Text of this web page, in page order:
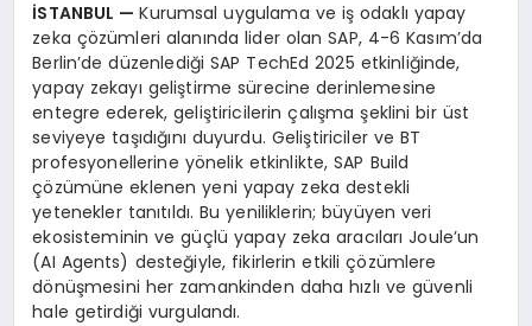
İSTANBUL —Kurumsal uygulama ve iş odaklı yapay
zeka çözümleri alanında lider olan SAP, 4-6 Kasım’da
Berlin’de düzenlediği SAP TechEd 2025 etkinliğinde,
yapay zekayı geliştirme sürecine derinlemesine
entegre ederek, geliştiricilerin çalışma şeklini bir üst
seviyeye taşıdığını duyurdu. Geliştiriciler ve BT
profesyonellerine yönelik etkinlikte, SAP Build
çözümüne eklenen yeni yapay zeka destekli
yetenekler tanıtıldı. Bu yeniliklerin; büyüyen veri
ekosisteminin ve güçlü yapay zeka aracıları Joule’un
(AI Agents) desteğiyle, fikirlerin etkili çözümlere
dönüşmesini her zamankinden daha hızlı ve güvenli
hale getirdiği vurgulandı.